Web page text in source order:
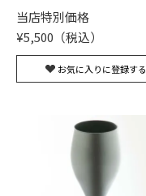
当店特別価格
¥5,500
お気に入りに登録する